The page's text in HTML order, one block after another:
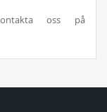
oss på